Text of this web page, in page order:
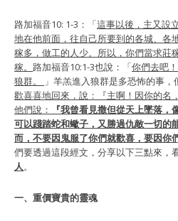
路加福音10: 1-3：「這事以後，主又設
地在他前面，往自己所要到的各城、各
稼多，做工的人少。所以，你們當求莊
稼。 路加福音10:1-3也說：「你們去吧
狼群。
」羊羔進入狼群是多恐怖的事，
歡喜喜地回來，說：『主啊！因你的名
他們說：
『我曾看見撒但從天上墜落
可以踐踏蛇和蠍子，又勝過仇敵一切的
而，不要因鬼服了你們就歡喜，要因你
們要透過這段經文，分享以下三點來，
人。
一、重價寶貴的靈魂